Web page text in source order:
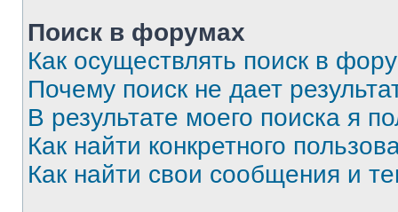
Поиск в форумах
Как осуществлять поиск в
Почему поиск не дает
В результате моего поиска я
Как найти конкретного
Как найти свои сообщения и